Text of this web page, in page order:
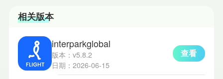
相关版本
interparkglobal
版本：v5.8.2
日期：2026-06-15
查看